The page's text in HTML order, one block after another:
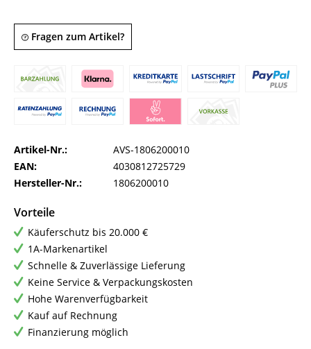
Fragen zum Artikel?
Artikel-Nr.:
AVS-1806200010
EAN:
4030812725729
Hersteller-Nr.:
1806200010
Vorteile
Käuferschutz bis 20.000 €
1A-Markenartikel
Schnelle & Zuverlässige Lieferung
Keine Service & Verpackungskosten
Hohe Warenverfügbarkeit
Kauf auf Rechnung
Finanzierung möglich